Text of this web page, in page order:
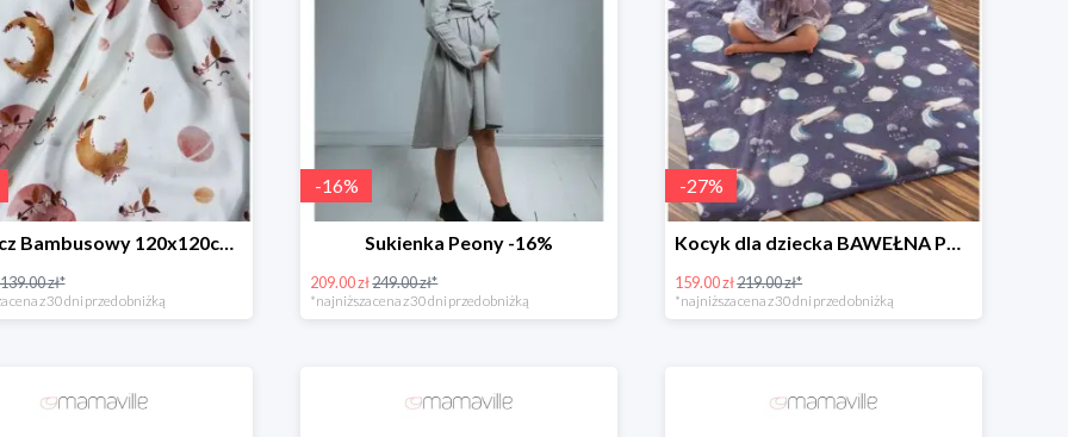
Otulacz Bambusowy 120x120cm Boho space Mi Bebe -28%
139.00 zł*
cena z 30 dni przed obniżką
-16%
Sukienka Peony -16%
209.00 zł249.00 zł*
*najniższa cena z 30 dni przed obniżką
-27%
Kocyk dla dziecka BAWEŁNA PREMIUM -27%
159.00 zł219.00 zł*
*najniższa cena z 30 dni przed obniżką